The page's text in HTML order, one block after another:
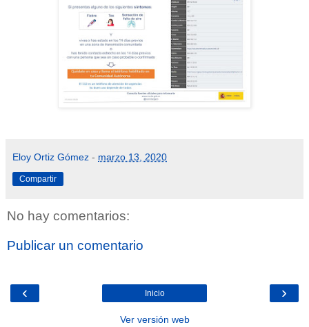
Eloy Ortiz Gómez - marzo 13, 2020
Compartir
No hay comentarios:
Publicar un comentario
‹ ›
Inicio
Ver versión web